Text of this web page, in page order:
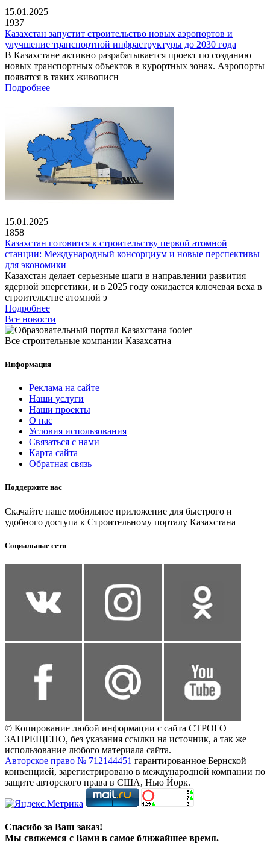
15.01.2025
1937
Казахстан запустит строительство новых аэропортов и
улучшение транспортной инфраструктуры до 2030 года
В Казахстане активно разрабатывается проект по созданию
новых транспортных объектов в курортных зонах. Аэропорты
появятся в таких живописн
Подробнее
15.01.2025
1858
Казахстан готовится к строительству первой атомной
станции: Международный консорциум и новые перспективы
для экономики
Казахстан делает серьезные шаги в направлении развития
ядерной энергетики, и в 2025 году ожидается ключевая веха в
строительстве атомной э
Подробнее
Все новости
Все строительные компании Казахсатна
Информация
Реклама на сайте
Наши услуги
Наши проекты
О нас
Условия использования
Связаться с нами
Карта сайта
Обратная связь
Поддержите нас
Скачайте наше мобильное приложение для быстрого и
удобного доступа к Строительному порталу Казахстана
Социальные сети
© Копирование любой информации с сайта СТРОГО
ЗАПРЕЩЕНО, без указания ссылки на источник, а так же
использование любого материала сайта.
Авторское право № 712144451 гарантированное Бернской
конвенцией, зарегистрировано в международной компании по
защите авторского права в США, Нью Йорк.
Спасибо за Ваш заказ!
Мы свяжемся с Вами в самое ближайшее время.